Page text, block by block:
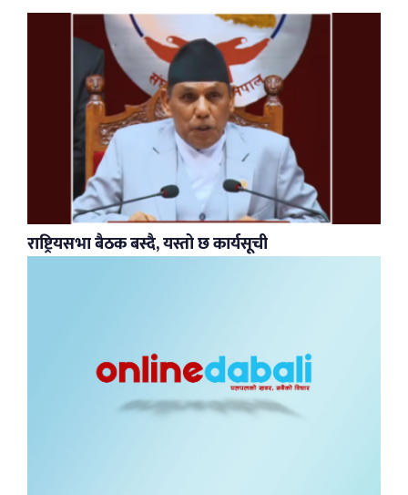
राष्ट्रियसभा बैठक बस्दै, यस्तो छ कार्यसूची